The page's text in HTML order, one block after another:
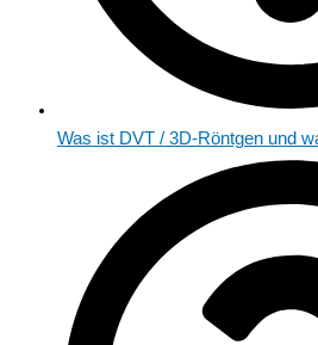
Was ist DVT / 3D-Röntgen und